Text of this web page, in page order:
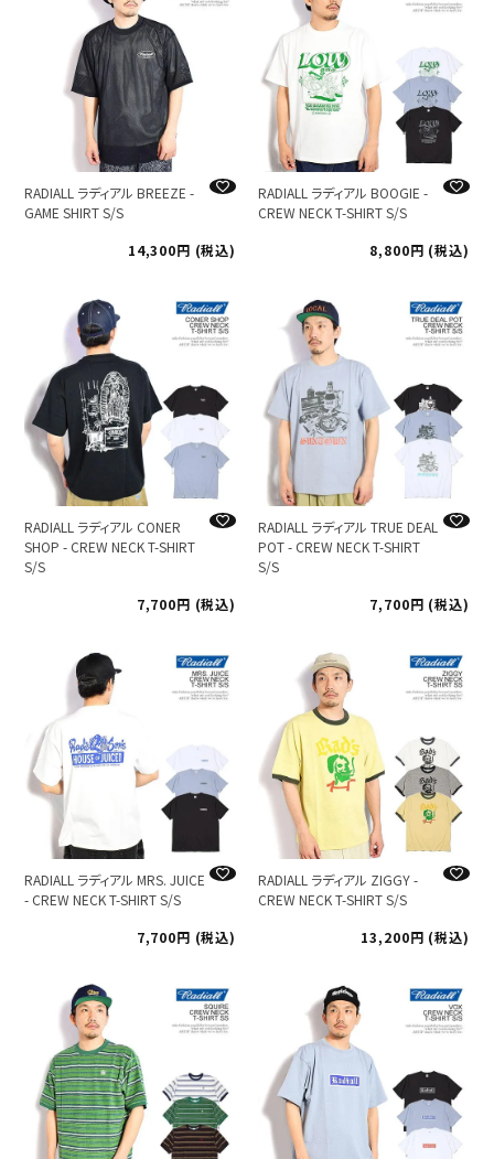
RADIALL ラディアル BREEZE -
GAME SHIRT S/S
14,300
税込
RADIALL ラディアル BOOGIE -
CREW NECK T-SHIRT S/S
8,800
税込
RADIALL ラディアル CONER
SHOP - CREW NECK T-SHIRT
S/S
7,700
税込
RADIALL ラディアル TRUE DEAL
POT - CREW NECK T-SHIRT
S/S
7,700
税込
RADIALL ラディアル MRS. JUICE
- CREW NECK T-SHIRT S/S
7,700
税込
RADIALL ラディアル ZIGGY -
CREW NECK T-SHIRT S/S
13,200
税込